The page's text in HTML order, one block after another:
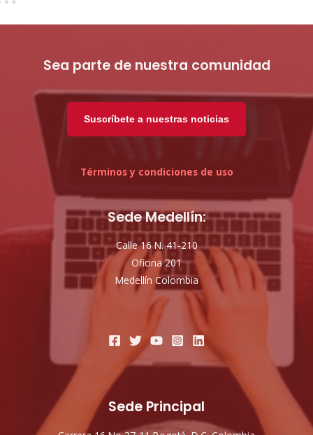
Sea parte de nuestra comunidad
Suscríbete a nuestras noticias
Términos y condiciones de uso
Sede Medellín:
Calle 16 N. 41-210
Oficina 201
Medellín Colombia
Sede Principal